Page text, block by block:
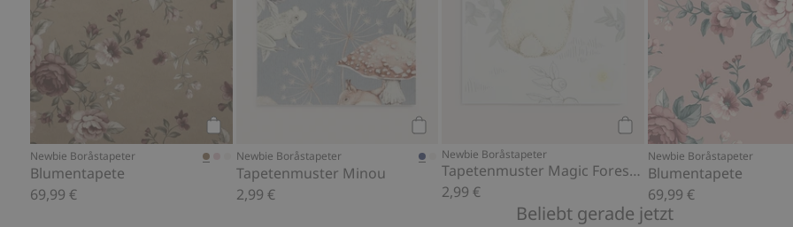
Kaufen
Newbie Boråstapeter
Blumentapete
69,99 €
Newbie Boråstapeter
Tapetenmuster Minou
2,99 €
Kaufen
Newbie Boråstapeter
Tapetenmuster Magic Forest Mural
2,99 €
Newbie Boråstapeter
Blumentapete
69,99 €
Beliebt gerade jetzt